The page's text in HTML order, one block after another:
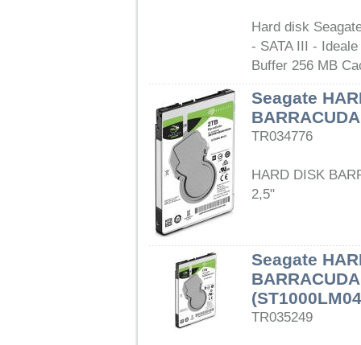
Hard disk
- SATA III -
Buffer 256 MB
Seagate
TR034776
HARD DISK
2,5"
Seagate
TR035249